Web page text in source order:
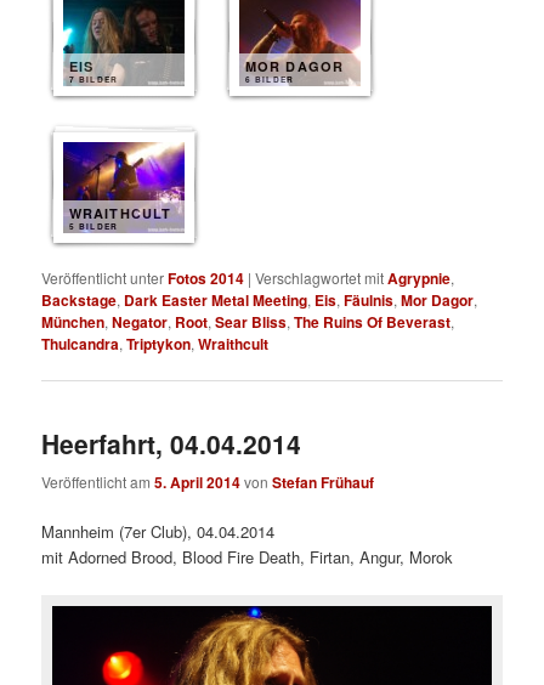
EIS
7 BILDER
MOR DAGOR
6 BILDER
WRAITHCULT
5 BILDER
Veröffentlicht unterFotos 2014 |Verschlagwortet mitAgrypnie,
Backstage, Dark Easter Metal Meeting, Eis,Fäulnis,Mor Dagor,
München,Negator, Root,Sear Bliss,The Ruins Of Beverast,
Thulcandra,Triptykon,Wraithcult
Heerfahrt, 04.04.2014
Veröffentlicht am5. April 2014vonStefan Frühauf
Mannheim (7er Club), 04.04.2014
mit Adorned Brood, Blood Fire Death, Firtan, Angur, Morok